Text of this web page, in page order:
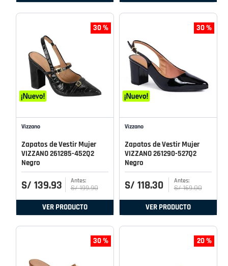
30 %
Vizzano
Zapatos de Vestir Mujer
VIZZANO 261285-452Q2
Negro
S/ 139.93 S/ 199.90
VER PRODUCTO
30 %
Vizzano
Zapatos de Vestir Mujer
VIZZANO 261290-527Q2
Negro
S/ 118.30 S/ 169.00
VER PRODUCTO
30 % 20 %